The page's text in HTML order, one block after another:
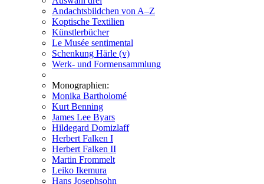
Andachtsbildchen von A–Z
Koptische Textilien
Künstlerbücher
Le Musée sentimental
Schenkung Härle (v)
Werk- und Formensammlung
Monographien:
Monika Bartholomé
Kurt Benning
James Lee Byars
Hildegard Domizlaff
Herbert Falken I
Herbert Falken II
Martin Frommelt
Leiko Ikemura
Hans Josephsohn